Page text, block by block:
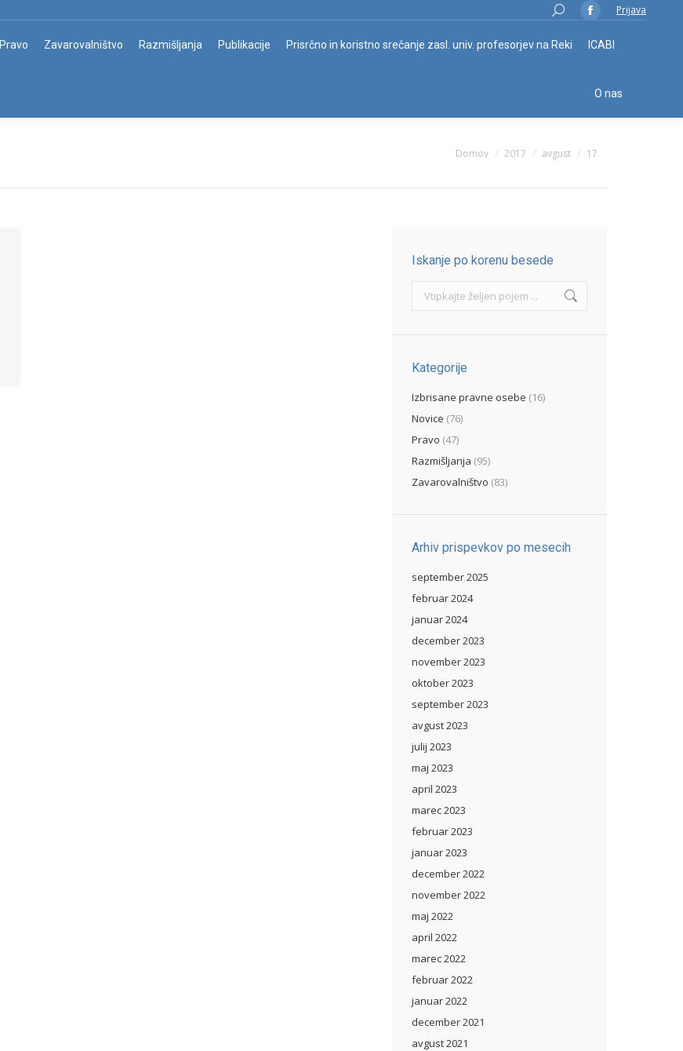
Search:
Facebook
page
new
window
Prijava
Pravo Zavarovalništvo Razmišljanja Publikacije Prisrčno in koristno srečanje zasl. univ. profesorjev na Reki ICABI
O nas
You are here:
Domov 2017 avgust 17
Iskanje po korenu besede
Search:
Kategorije
Izbrisane pravne osebe (16)
Novice (76)
Pravo (47)
Razmišljanja (95)
Zavarovalništvo (83)
Arhiv prispevkov po mesecih
september 2025
februar 2024
januar 2024
december 2023
november 2023
oktober 2023
september 2023
avgust 2023
julij 2023
maj 2023
april 2023
marec 2023
februar 2023
januar 2023
december 2022
november 2022
maj 2022
april 2022
marec 2022
februar 2022
januar 2022
december 2021
avgust 2021